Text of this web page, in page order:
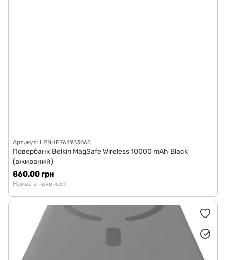
Артикул: LPNHE764933665
Повербанк Belkin MagSafe Wireless 10000 mAh Black
(вживаний)
860.00 грн
Немає в наявності